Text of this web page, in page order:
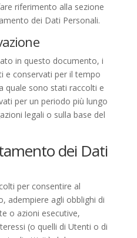
riferimento alla sezione
dei Dati Personali.
in questo documento, i
e conservati per il tempo
quale sono stati raccolti e
per un periodo più lungo
legali o sulla base del
dei Dati
per consentire al
adempiere agli obblighi di
o azioni esecutive,
(o quelli di Utenti o di